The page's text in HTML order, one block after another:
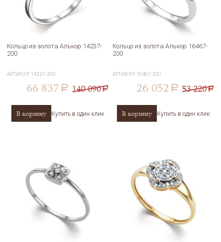
Кольцо из золота Алькор 14237-
200
АРТИКУЛ 14237-200
66 837 a 140 090a
В корзину Купить в один клик
Кольцо из золота Алькор 16467-
200
АРТИКУЛ 16467-200
26 052 a 53 220a
В корзину Купить в один клик